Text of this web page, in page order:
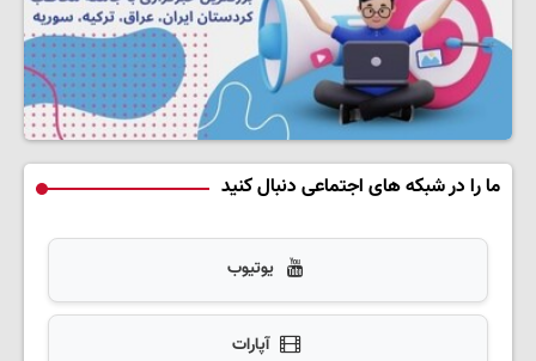
ما را در شبکه های اجتماعی دنبال کنید
یوتیوب
آپارات